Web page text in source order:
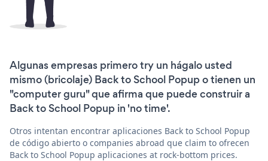
Algunas empresas primero try un hágalo usted
mismo (bricolaje) Back to School Popup o tienen un
"computer guru" que afirma que puede construir a
Back to School Popup in 'no time'.
Otros intentan encontrar aplicaciones Back to School Popup
de código abierto o companies abroad que claim to ofrecen
Back to School Popup aplicaciones at rock-bottom prices.